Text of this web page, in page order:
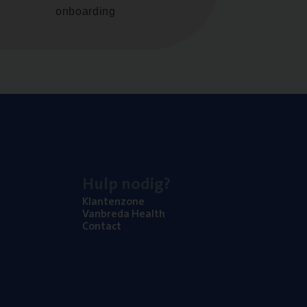
onboarding
Klan­ten­zo­ne
Van­b­re­da Health
Con­tact